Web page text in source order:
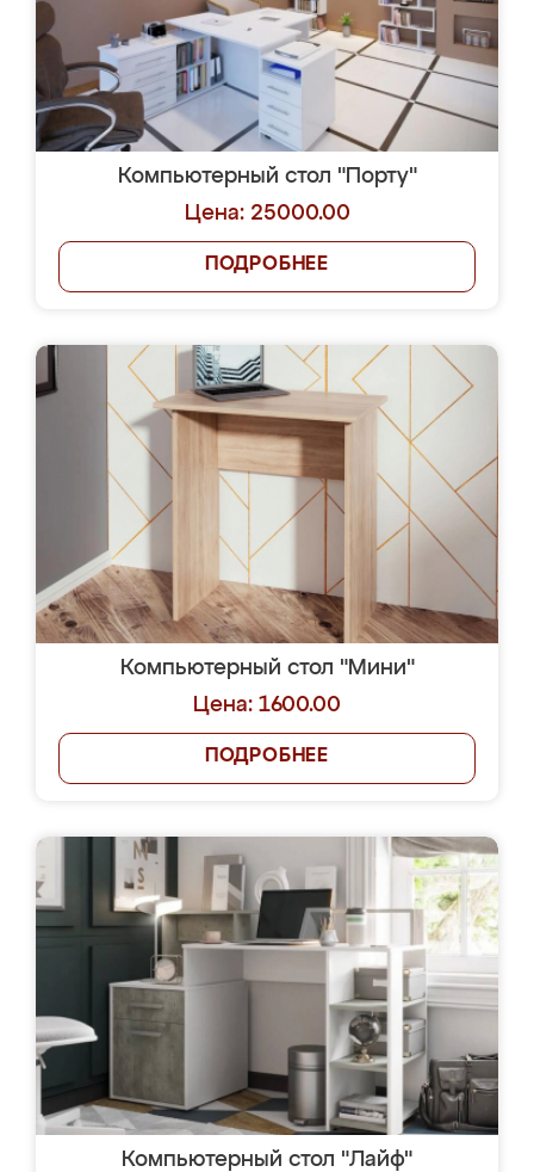
Компьютерный стол "Порту"
Цена: 25000.00
ПОДРОБНЕЕ
Компьютерный стол "Мини"
Цена: 1600.00
ПОДРОБНЕЕ
Компьютерный стол "Лайф"